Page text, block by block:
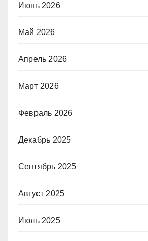
Июнь 2026
Май 2026
Апрель 2026
Март 2026
Февраль 2026
Декабрь 2025
Сентябрь 2025
Август 2025
Июль 2025